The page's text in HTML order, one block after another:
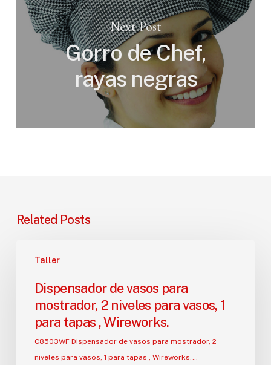
Next Post
Gorro de Chef,
rayas negras
Related Posts
Taller
para
mostrador,
niveles
para
Dispensador de vasos para
mostrador, 2 niveles para vasos, 1
para tapas , Wireworks.
C8503WF Dispensador de vasos para mostrador, 2
niveles para vasos, 1 para tapas , Wireworks.…